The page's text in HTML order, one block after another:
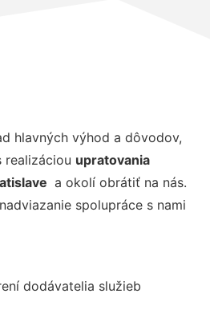
hlavných výhod a dôvodov,
realizáciou upratovania
a okolí obrátiť na nás.
spolupráce s nami
dodávatelia služieb